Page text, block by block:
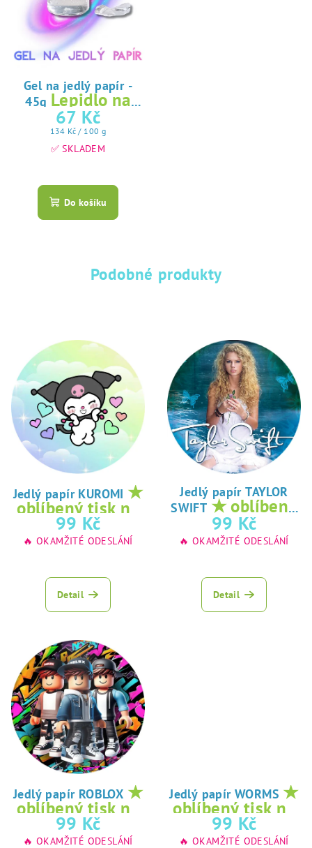
Gel na jedlý papír -
45g Lepidlo na
jedlý papír
67 Kč
Měrná
cena:
134 Kč / 100 g
✅ SKLADEM
hodnocení
produktu
hvězdiček.
Do košíku
Podobné produkty
Jedlý papír KUROMI ★
oblíbený tisk na
jedlý papír
99 Kč
🔥 OKAMŽITÉ ODESLÁNÍ
Detail
Jedlý papír TAYLOR
SWIFT ★ oblíbený
tisk na jedlý
papír
99 Kč
🔥 OKAMŽITÉ ODESLÁNÍ
Detail
Jedlý papír ROBLOX ★
oblíbený tisk na
jedlý papír
99 Kč
🔥 OKAMŽITÉ ODESLÁNÍ
Jedlý papír WORMS ★
oblíbený tisk na
jedlý papír
99 Kč
🔥 OKAMŽITÉ ODESLÁNÍ